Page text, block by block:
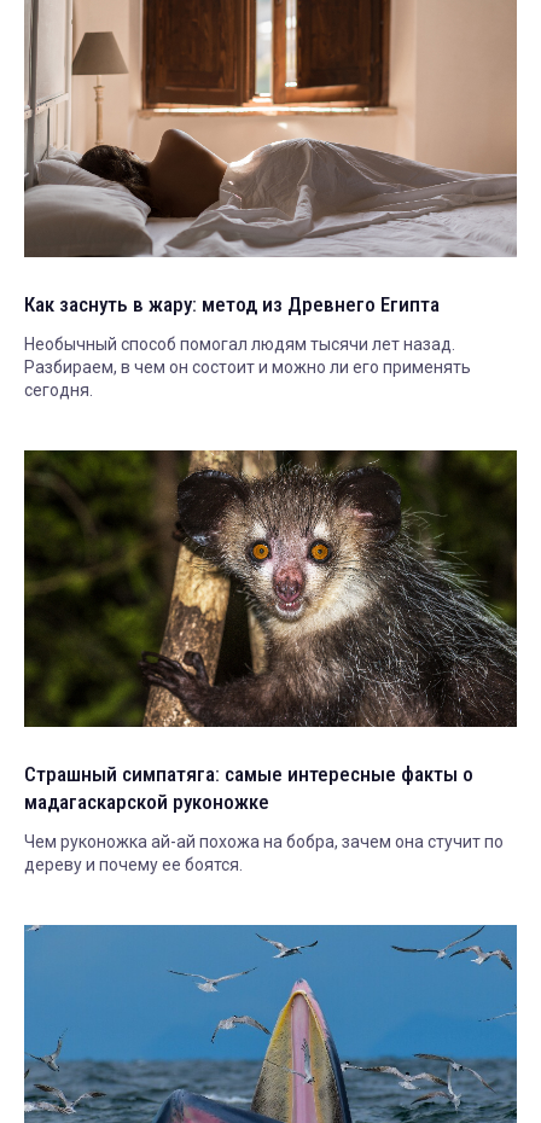
Как заснуть в жару: метод из Древнего Египта
Необычный способ помогал людям тысячи лет назад.
Разбираем, в чем он состоит и можно ли его применять
сегодня.
Страшный симпатяга: самые интересные факты о
мадагаскарской руконожке
Чем руконожка ай-ай похожа на бобра, зачем она стучит по
дереву и почему ее боятся.